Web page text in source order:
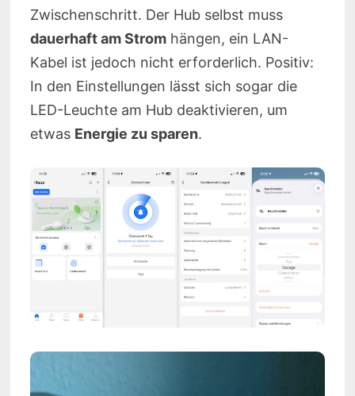
Zwischenschritt. Der Hub selbst muss
dauerhaft am Stromhängen, ein LAN-
Kabel ist jedoch nicht erforderlich. Positiv:
In den Einstellungen lässt sich sogar die
LED-Leuchte am Hub deaktivieren, um
etwas Energie zu sparen.